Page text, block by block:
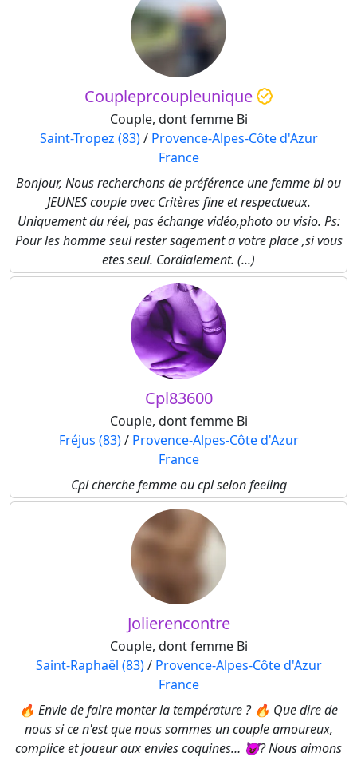
Coupleprcoupleunique
Couple, dont femme Bi
Saint-Tropez (83)/ Provence-Alpes-Côte d'Azur
France
Bonjour, Nous recherchons de préférence une femme bi ou
JEUNES couple avec Critères fine et respectueux.
Uniquement du réel, pas échange vidéo,photo ou visio. Ps:
Pour les homme seul rester sagement a votre place ,si vous
etes seul. Cordialement. (...)
Cpl83600
Couple, dont femme Bi
Fréjus (83)/ Provence-Alpes-Côte d'Azur
France
Cpl cherche femme ou cpl selon feeling
Jolierencontre
Couple, dont femme Bi
Saint-Raphaël (83)/ Provence-Alpes-Côte d'Azur
France
🔥 Envie de faire monter la température ? 🔥 Que dire de
nous si ce n'est que nous sommes un couple amoureux,
complice et joueur aux envies coquines… 😈? Nous aimons